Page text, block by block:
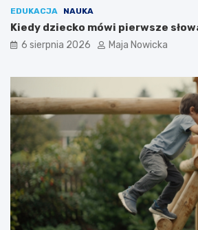
EDUKACJA NAUKA
Kiedy dziecko mówi pierwsze
6 sierpnia 2026 Maja Nowicka